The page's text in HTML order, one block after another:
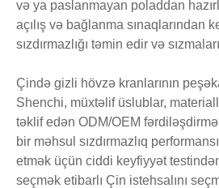
və ya paslanmayan poladdan
açılış və bağlanma sınaqlarından
sızdırmazlığı təmin edir və
Çində gizli hövzə kranlarının
Shenchi, müxtəlif üslublar,
təklif edən ODM/OEM
bir məhsul sızdırmazlıq
etmək üçün ciddi keyfiyyət
seçmək etibarlı Çin istehsalını